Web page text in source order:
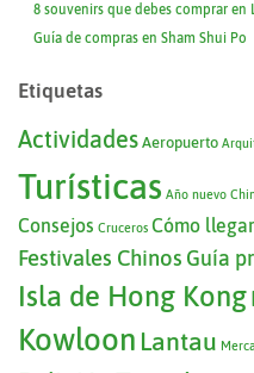
8 souvenirs que debes comprar en
Guía de compras en Sham Shui Po
Etiquetas
Actividades Aeropuerto
Turísticas Año nuevo
Consejos Cruceros Cómo llegar
Festivales Chinos Guía
Isla de Hong Kong
Kowloon Lantau